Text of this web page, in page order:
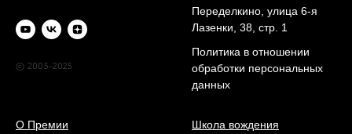
© 2005-2025
Переделкино, улица 6-я
Лазенки, 38, стр. 1
Политика в отношении
обработки персональных
данных
О Премии
Школа вождения